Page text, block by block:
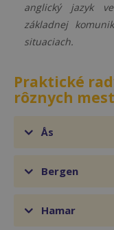
anglický jazyk
základnej
situaciach.
Praktické
rôznych
Ås
Bergen
Hamar